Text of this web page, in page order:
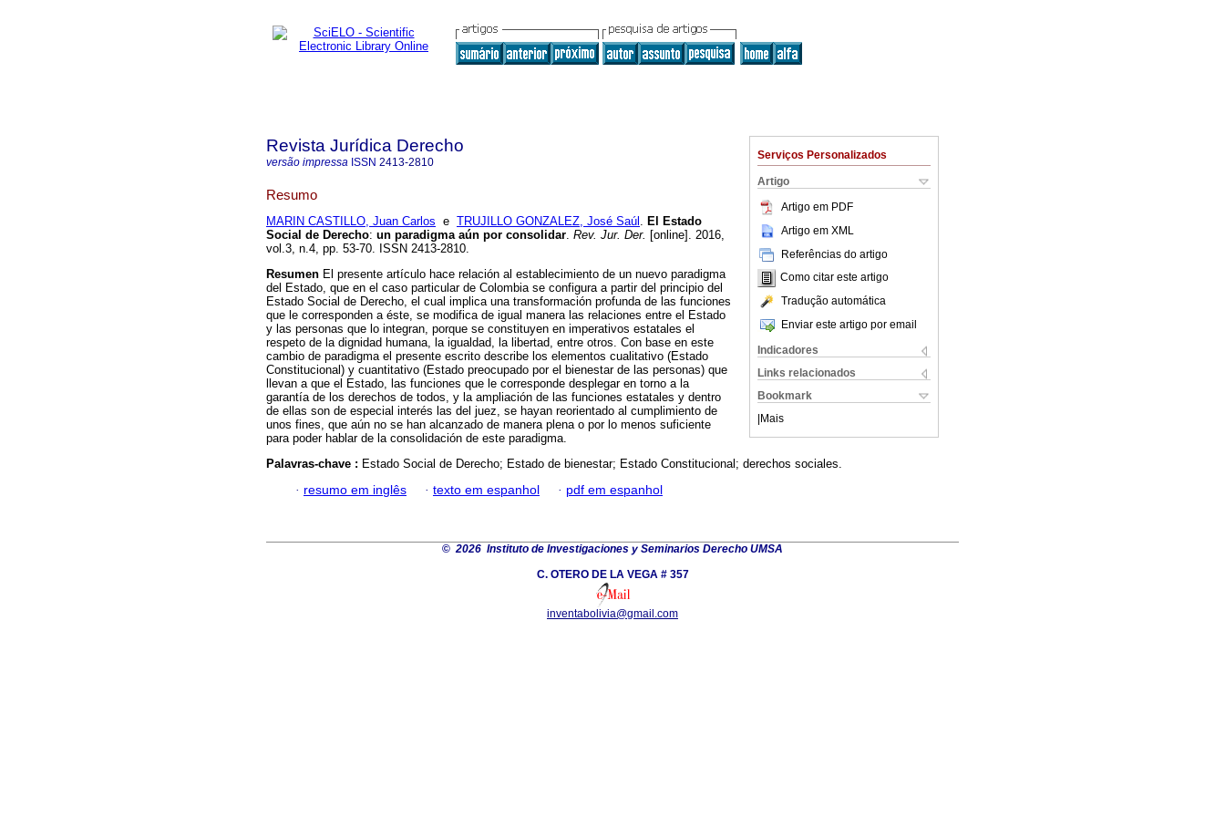
Serviços Personalizados
Artigo
Artigo em PDF
Artigo em XML
Referências do artigo
Como citar este artigo
Tradução automática
Enviar este artigo por email
Indicadores
Links relacionados
Bookmark
Mais
Revista Jurídica Derecho
versão impressa ISSN 2413-2810
Resumo
MARIN CASTILLO, Juan Carlos e TRUJILLO GONZALEZ, José Saúl . El Estado
Social de Derecho: un paradigma aún por consolidar. Rev. Jur. Der. [online]. 2016,
vol.3, n.4, pp. 53-70. ISSN 2413-2810.
Resumen El presente artículo hace relación al establecimiento de un nuevo paradigma
del Estado, que en el caso particular de Colombia se configura a partir del principio del
Estado Social de Derecho, el cual implica una transformación profunda de las funciones
que le corresponden a éste, se modifica de igual manera las relaciones entre el Estado
y las personas que lo integran, porque se constituyen en imperativos estatales el
respeto de la dignidad humana, la igualdad, la libertad, entre otros. Con base en este
cambio de paradigma el presente escrito describe los elementos cualitativo (Estado
Constitucional) y cuantitativo (Estado preocupado por el bienestar de las personas) que
llevan a que el Estado, las funciones que le corresponde desplegar en torno a la
garantía de los derechos de todos, y la ampliación de las funciones estatales y dentro
de ellas son de especial interés las del juez, se hayan reorientado al cumplimiento de
unos fines, que aún no se han alcanzado de manera plena o por lo menos suficiente
para poder hablar de la consolidación de este paradigma.
Palavras-chave : Estado Social de Derecho; Estado de bienestar; Estado Constitucional; derechos sociales.
· resumo em inglês · texto em espanhol · pdf em espanhol
©2026 Instituto de Investigaciones y Seminarios Derecho UMSA
C. OTERO DE LA VEGA # 357
inventabolivia@gmail.com